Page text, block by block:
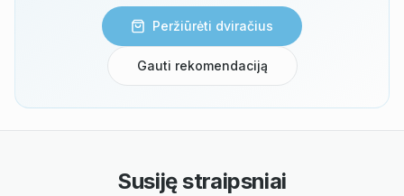
Peržiūrėti dviračius
Gauti rekomendaciją
Susiję straipsniai